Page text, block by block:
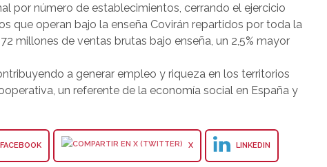
por número de establecimientos, cerrando el ejercicio
que operan bajo la enseña Covirán repartidos por toda la
millones de ventas brutas bajo enseña, un 2,5% mayor
a generar empleo y riqueza en los territorios
un referente de la economía social en España y
FACEBOOK X LINKEDIN